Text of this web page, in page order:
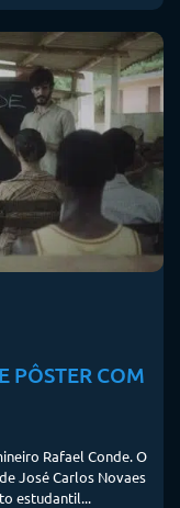
PÔSTER COM
Rafael Conde. O
José Carlos Novaes
estudantil...